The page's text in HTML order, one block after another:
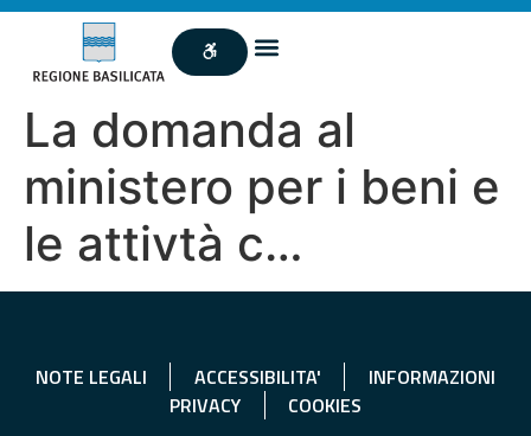
La domanda al
ministero per i beni e
le attivtà c…
NOTE LEGALI ACCESSIBILITA'
INFORMAZIONI
PRIVACY
COOKIES